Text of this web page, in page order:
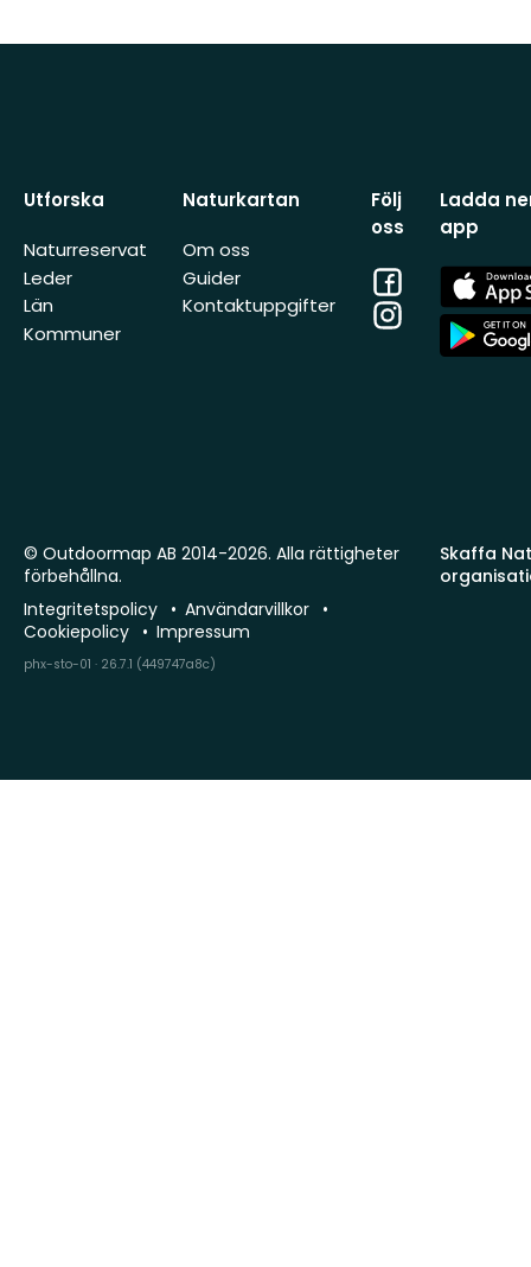
Utforska
Naturreservat
Leder
Län
Kommuner
Naturkartan
Om oss
Guider
Kontaktuppgifter
Följ
oss
Facebook
Instagram
Ladda
app
App
Store
App
Store
Skaffa
© Outdoormap AB 2014-2026. Alla rättigheter
förbehållna.
Integritetspolicy
Användarvillkor
Cookiepolicy
Impressum
phx-sto-01 · 26.7.1 (449747a8c)